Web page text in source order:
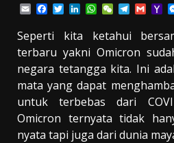
EmailFacebook
TwitterLinkedIn
WhatsApp
WeChatGmail
Seperti kita ketahui
terbaru yakni Omicron
negara tetangga kita. Ini
mata yang dapat
untuk terbebas dari
Omicron ternyata tidak
nyata tapi juga dari dunia